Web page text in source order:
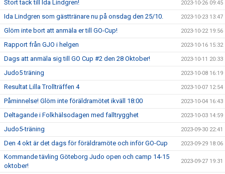
Stort tack till Ida Lindgren! 2023-10-26 09:45
Ida Lindgren som gästtränare nu på onsdag den 25/10. 2023-10-23 13:47
Glöm inte bort att anmäla er till GO-Cup! 2023-10-22 19:56
Rapport från GJO i helgen 2023-10-16 15:32
Dags att anmäla sig till GO Cup #2 den 28 Oktober! 2023-10-11 20:33
Judo5 träning 2023-10-08 16:19
Resultat Lilla Trollträffen 4 2023-10-07 12:54
Påminnelse! Glöm inte föräldramötet ikväll 18:00 2023-10-04 16:43
Deltagande i Folkhälsodagen med falltrygghet 2023-10-03 14:59
Judo5-träning 2023-09-30 22:41
Den 4 okt är det dags för föräldramöte och inför GO-Cup 2023-09-29 18:06
Kommande tävling Göteborg Judo open och camp 14-15
oktober!
2023-09-27 19:31